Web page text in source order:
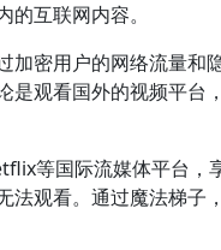
互联网内容。
加密用户的网络流量和
观看国外的视频平台
等国际流媒体平台，
观看。通过魔法梯子